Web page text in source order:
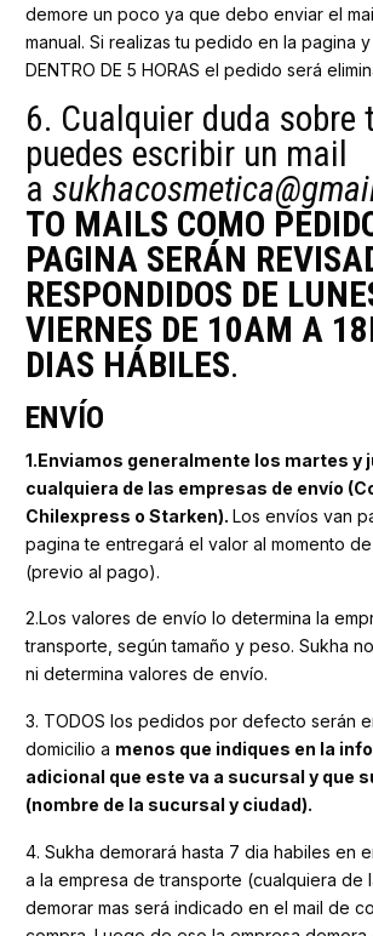
demore un poco ya que debo enviar el
manual. Si realizas tu pedido en la pagina y
DENTRO DE 5 HORAS el pedido será
6. Cualquier duda sobre
puedes escribir un mail
a
TO MAILS COMO
PAGINA SERÁN
RESPONDIDOS DE
VIERNES DE 10AM A
DIAS HÁBILES.
ENVÍO
1.Enviamos generalmente los martes y
cualquiera de las empresas de envío
Chilexpress o Starken). Los envíos van
pagina te entregará el valor al momento
(previo al pago).
2.Los valores de envío lo determina la
transporte, según tamaño y peso. Sukha
ni determina valores de envío.
3. TODOS los pedidos por defecto serán
domicilio a menos que indiques en la
adicional que este va a sucursal y que
(nombre de la sucursal y ciudad).
4. Sukha demorará hasta 7 dia habiles en
a la empresa de transporte (cualquiera de
demorar mas será indicado en el mail de